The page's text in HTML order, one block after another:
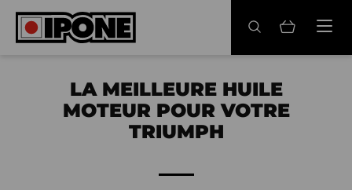
Ipone
HUILES MOTEUR
ENTRETIEN
LA MEILLEURE HUILE
MOTEUR POUR VOTRE
TRIUMPH